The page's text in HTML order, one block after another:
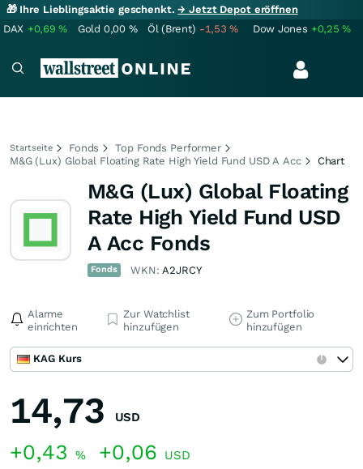
🎁 Ihre Lieblingsaktie geschenkt.→ Jetzt Depot eröffnen
DAX +0,69% Gold 0,00 % Öl (Brent) -1,53% Dow Jones +0,25%
Startseite Fonds
Top Fonds Performer
M&G (Lux) Global Floating Rate High Yield Fund USD A Acc
Chart
M&G (Lux) Global Floating
Rate High Yield Fund USD
A Acc Fonds
Fonds WKN:A2JRCY
Alarme
einrichten
Zur Watchlist
hinzufügen
Zum Portfolio
hinzufügen
KAG Kurs
14,73 USD
+0,43 % +0,06 USD